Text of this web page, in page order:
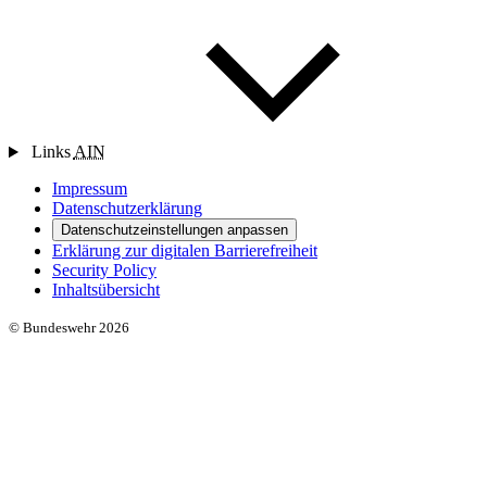
Links AIN
Impressum
Datenschutzerklärung
Datenschutzeinstellungen anpassen
Erklärung zur digitalen Barrierefreiheit
Security Policy
Inhaltsübersicht
© Bundeswehr 2026